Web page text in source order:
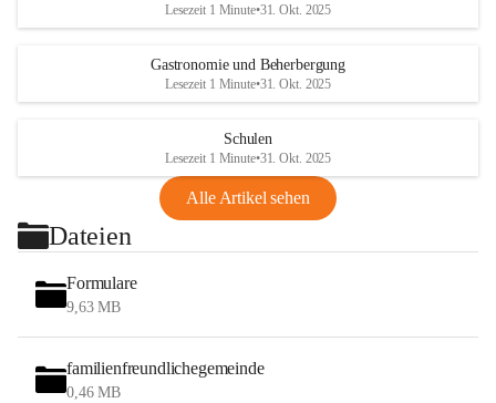
Lesezeit 1 Minute•31. Okt. 2025
Gastronomie und Beherbergung
Lesezeit 1 Minute•31. Okt. 2025
Schulen
Lesezeit 1 Minute•31. Okt. 2025
Alle Artikel sehen
Dateien
Formulare
9,63 MB
familienfreundlichegemeinde
0,46 MB